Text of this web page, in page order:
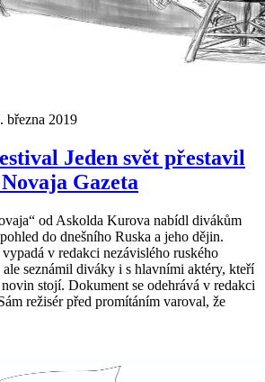
března 2019
Jeden svět přestavil
Gazeta
od Askolda Kurova nabídl divákům
do dnešního Ruska a jeho dějin.
v redakci nezávislého ruského
seznámil diváky i s hlavními aktéry, kteří
stojí. Dokument se odehrává v redakci
režisér před promítáním varoval, že